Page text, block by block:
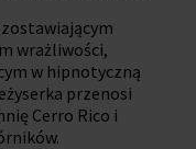
wrażliwości,
w hipnotyczną
przenosi
Cerro Rico i